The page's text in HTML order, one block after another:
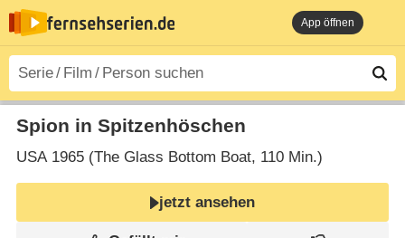
App öffnen
Spion in Spitzenhöschen
USA1965 (The Glass Bottom Boat‎, 110 Min.)
jetzt ansehen